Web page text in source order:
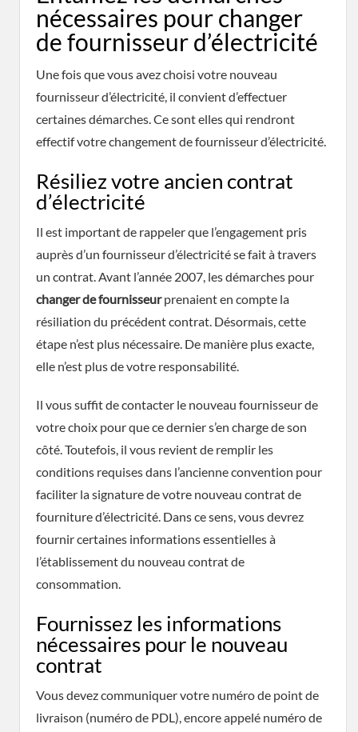
nécessaires pour changer
de fournisseur d’électricité
Une fois que vous avez choisi votre nouveau
fournisseur d’électricité, il convient d’effectuer
certaines démarches. Ce sont elles qui rendront
effectif votre changement de fournisseur d’électricité.
Résiliez votre ancien contrat
d’électricité
Il est important de rappeler que l’engagement pris
auprès d’un fournisseur d’électricité se fait à travers
un contrat. Avant l’année 2007, les démarches pour
changer de fournisseurprenaient en compte la
résiliation du précédent contrat. Désormais, cette
étape n’est plus nécessaire. De manière plus exacte,
elle n’est plus de votre responsabilité.
Il vous suffit de contacter le nouveau fournisseur de
votre choix pour que ce dernier s’en charge de son
côté. Toutefois, il vous revient de remplir les
conditions requises dans l’ancienne convention pour
faciliter la signature de votre nouveau contrat de
fourniture d’électricité. Dans ce sens, vous devrez
fournir certaines informations essentielles à
l’établissement du nouveau contrat de
consommation.
Fournissez les informations
nécessaires pour le nouveau
contrat
Vous devez communiquer votre numéro de point de
livraison (numéro de PDL), encore appelé numéro de